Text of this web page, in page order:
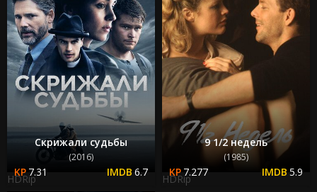
Скрижали судьбы
(2016)
7.31 6.7
HDRip
9 1/2 недель
(1985)
7.277 5.9
HDRip